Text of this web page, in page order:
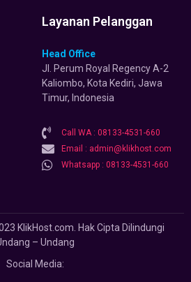
Layanan Pelanggan
Head Office
Jl. Perum Royal Regency A-2
Kaliombo, Kota Kediri, Jawa
Timur, Indonesia
Call WA : 08133-4531-660
Email : admin@klikhost.com
Whatsapp : 08133-4531-660
KlikHost.com. Hak Cipta Dilindungi
– Undang
Social Media: